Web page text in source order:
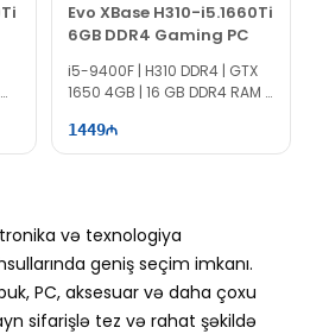
Evo XBase H310-i5.1660Ti
6GB DDR4 Gaming PC
i5-9400F | H310 DDR4 | GTX
1650 4GB | 16 GB DDR4 RAM |
1449
və texnologiya
geniş seçim imkanı.
PC, aksesuar və daha çoxu
sifarişlə tez və rahat şəkildə